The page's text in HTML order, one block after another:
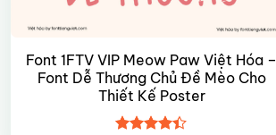
Font 1FTV VIP Meow Paw Việt Hóa –
Font Dễ Thương Chủ Đề Mèo Cho
Thiết Kế Poster